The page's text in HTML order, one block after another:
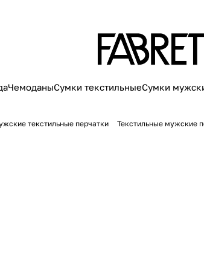
ЧемоданыСумки текстильныеСумки
текстильные перчатки Текстильные мужские